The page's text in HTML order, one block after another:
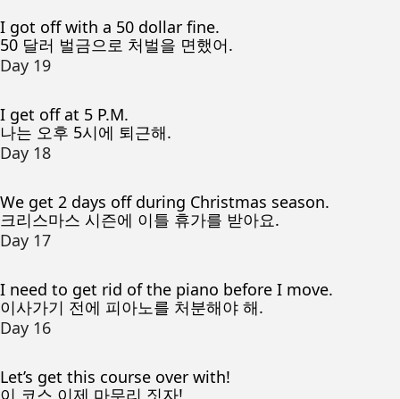
I got off with a 50 dollar fine.
50 달러 벌금으로 처벌을 면했어.
Day 19
I get off at 5 P.M.
나는 오후 5시에 퇴근해.
Day 18
We get 2 days off during Christmas season.
크리스마스 시즌에 이틀 휴가를 받아요.
Day 17
I need to get rid of the piano before I move.
이사가기 전에 피아노를 처분해야 해.
Day 16
Let’s get this course over with!
이 코스 이제 마무리 짓자!